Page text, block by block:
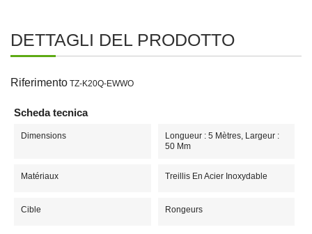
DETTAGLI DEL PRODOTTO
Riferimento TZ-K20Q-EWWO
Scheda tecnica
Dimensions
Longueur : 5 Mètres, Largeur :
50 Mm
Matériaux Treillis En Acier Inoxydable
Cible Rongeurs